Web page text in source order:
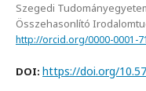
Szegedi
Összehasonlító
http://orcid.org/0000-0001-
DOI: https://doi.org/